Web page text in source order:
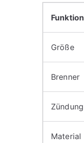
Funktion
Größe
Brenner
Zündung
Material